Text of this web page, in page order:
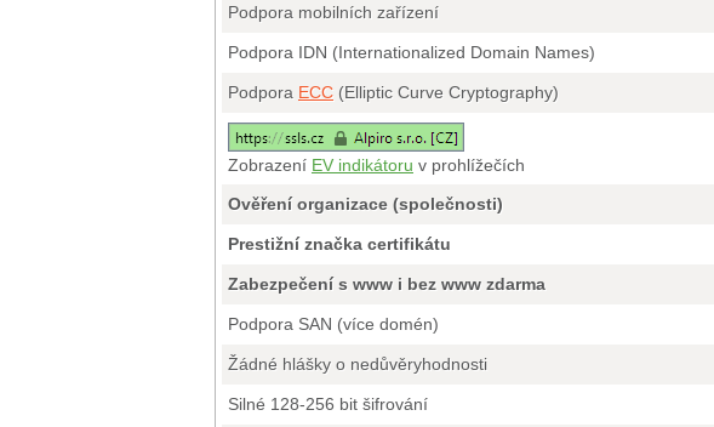
Podpora mobilních zařízení
Podpora IDN (Internationalized Domain Names)
Podpora ECC (Elliptic Curve Cryptography)
Zobrazení EV indikátoru v prohlížečích
Ověření organizace (společnosti)
Prestižní značka certifikátu
Zabezpečení s www i bez www zdarma
Podpora SAN (více domén)
Žádné hlášky o nedůvěryhodnosti
Silné 128-256 bit šifrování